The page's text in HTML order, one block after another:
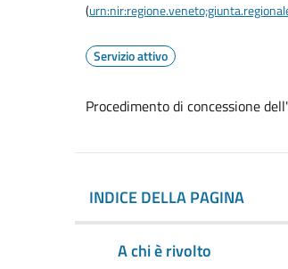
(
Servizio attivo
Procedimento di concessione
INDICE DELLA PAGINA
A chi è rivolto